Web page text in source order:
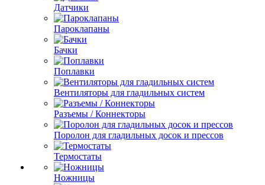
Датчики
Пароклапаны
Бачки
Поплавки
Вентиляторы для гладильных систем
Разъемы / Коннекторы
Поролон для гладильных досок и прессов
Термостаты
Ножницы